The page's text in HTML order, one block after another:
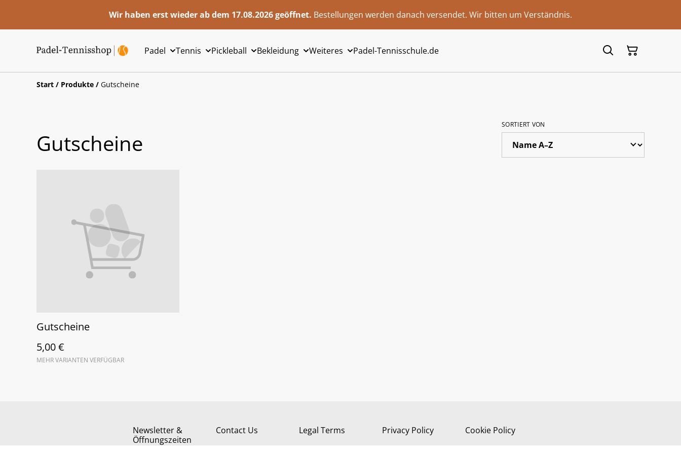
Wir haben erst wieder ab dem 17.08.2026 geöffnet. Bestellungen werden danach versendet. Wir bitten um Verständnis.
Padel Tennis Pickleball Bekleidung Weiteres Padel-Tennisschule.de
Start / Produkte / Gutscheine
Gutscheine
SORTIERT VON
Gutscheine
5,00 €
MEHR VARIANTEN VERFÜGBAR
Newsletter &
Öffnungszeiten
Contact Us Legal Terms Privacy Policy Cookie Policy